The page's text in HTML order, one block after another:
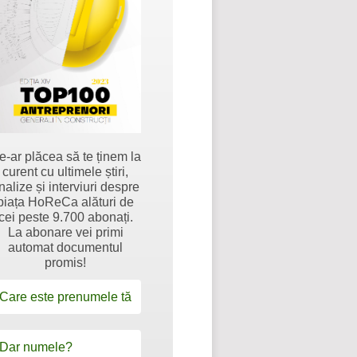
ar plăcea să te ținem la
curent cu ultimele știri,
și interviuri despre
HoReCa alături de
peste 9.700 abonați.
La abonare vei primi
automat documentul
promis!